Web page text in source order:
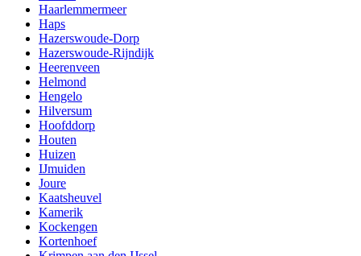
Haarlemmermeer
Haps
Hazerswoude-Dorp
Hazerswoude-Rijndijk
Heerenveen
Helmond
Hengelo
Hilversum
Hoofddorp
Houten
Huizen
IJmuiden
Joure
Kaatsheuvel
Kamerik
Kockengen
Kortenhoef